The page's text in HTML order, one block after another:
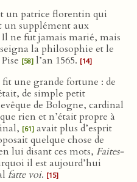
un patrice florentin qui
un supplément aux
Il ne fut jamais marié, mais
la philosophie et le
[58] l’an 1565. [14]
fit une grande fortune : de
de simple petit
de Bologne, cardinal
rien et n’était propre à
[61] avait plus d’esprit
quelque chose de
lui disant ces mots, Faites-
il est aujourd’hui
fatte voi. [15]